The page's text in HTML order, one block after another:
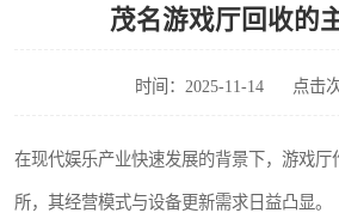
茂名游戏厅回收的
时间：2025-11-14 点击
在现代娱乐产业快速发展的背景下，游戏厅
所，其经营模式与设备更新需求日益凸显。
游戏厅回收